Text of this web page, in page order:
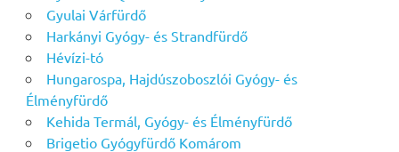
Gyulai Várfürdő
Harkányi Gyógy- és Strandfürdő
Hévízi-tó
Hungarospa, Hajdúszoboszlói Gyógy- és
Élményfürdő
Kehida Termál, Gyógy- és Élményfürdő
Brigetio Gyógyfürdő Komárom